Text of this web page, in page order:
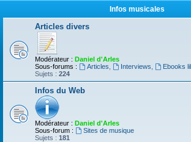
Infos musicales
Articles divers
Modérateur : Daniel d'Arles
Sous-forums :
Articles Interviews
Ebooks
Sujets : 224
Infos du Web
Modérateur : Daniel d'Arles
Sous-forum :
Sites de musique
Sujets : 181